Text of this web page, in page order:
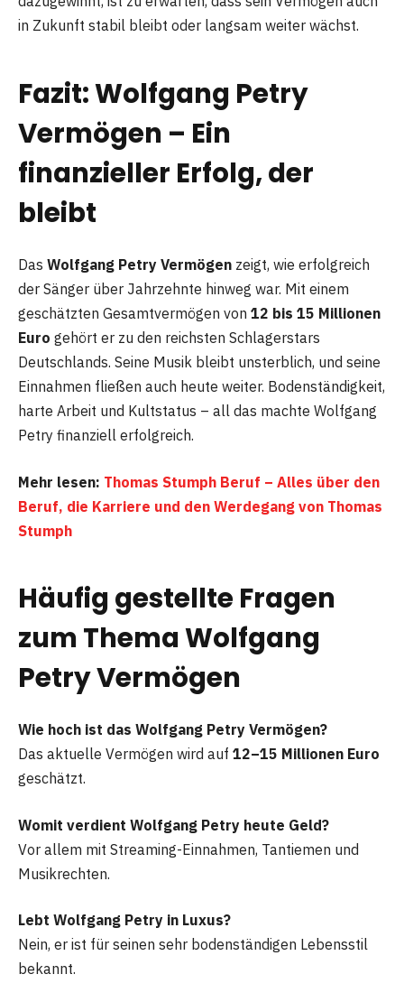
in Zukunft stabil bleibt oder langsam weiter wächst.
Fazit: Wolfgang Petry
Vermögen – Ein
finanzieller Erfolg, der
bleibt
Das Wolfgang Petry Vermögen zeigt, wie erfolgreich
der Sänger über Jahrzehnte hinweg war. Mit einem
geschätzten Gesamtvermögen von 12 bis 15 Millionen
Euro gehört er zu den reichsten Schlagerstars
Deutschlands. Seine Musik bleibt unsterblich, und seine
Einnahmen fließen auch heute weiter. Bodenständigkeit,
harte Arbeit und Kultstatus – all das machte Wolfgang
Petry finanziell erfolgreich.
Mehr lesen: Thomas Stumph Beruf – Alles über den
Beruf, die Karriere und den Werdegang von Thomas
Stumph
Häufig gestellte Fragen
zum Thema Wolfgang
Petry Vermögen
Wie hoch ist das Wolfgang Petry Vermögen?
Das aktuelle Vermögen wird auf 12–15 Millionen Euro
geschätzt.
Womit verdient Wolfgang Petry heute Geld?
Vor allem mit Streaming-Einnahmen, Tantiemen und
Musikrechten.
Lebt Wolfgang Petry in Luxus?
Nein, er ist für seinen sehr bodenständigen Lebensstil
bekannt.